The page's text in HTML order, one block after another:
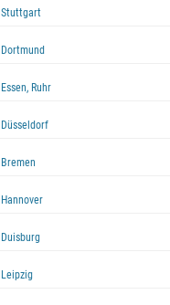
Stuttgart
Dortmund
Essen, Ruhr
Düsseldorf
Bremen
Hannover
Duisburg
Leipzig